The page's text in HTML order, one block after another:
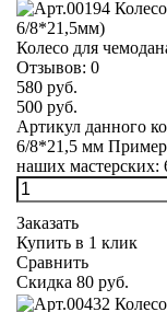
Колесо для
Отзывов: 0
580 руб.
500 руб.
Артикул данного
6/8*21,5 мм
наших
Заказать
Купить в 1 клик
Сравнить
Скидка 80 руб.